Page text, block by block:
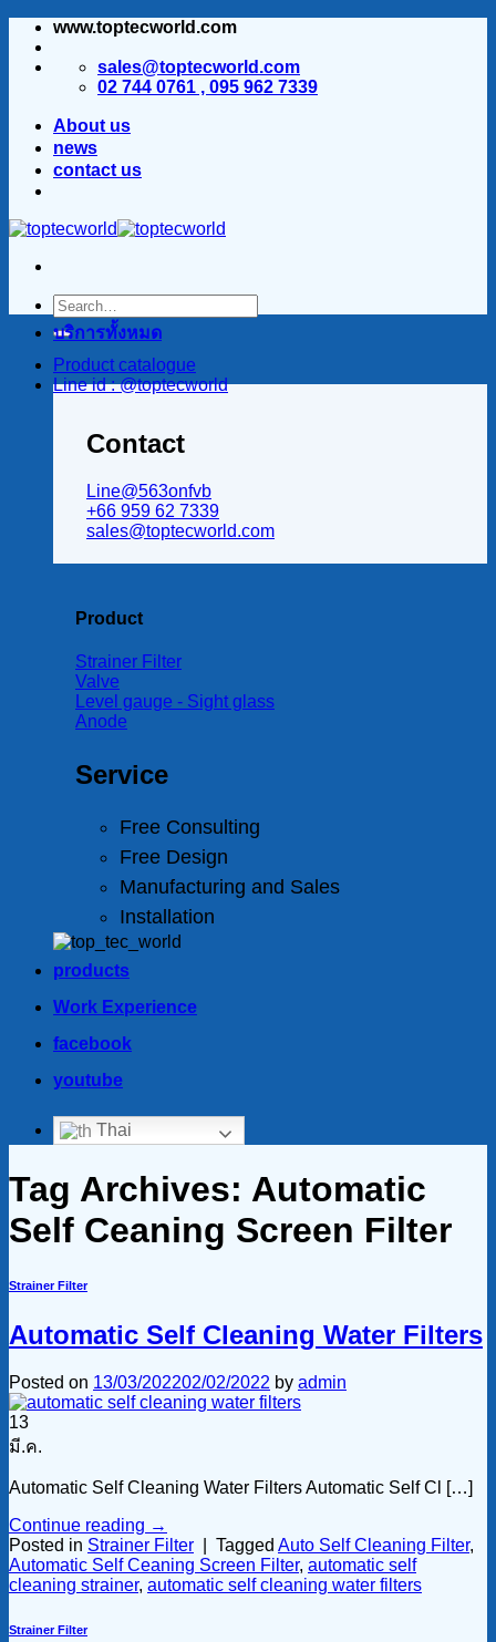
ข้าม
www.toptecworld.com
sales@toptecworld.com
02 744 0761 , 095 962 7339
About us
news
contact us
Product catalogue
Line id : @toptecworld
บริการทั้งหมด
Contact
Line@563onfvb
+66 959 62 7339
sales@toptecworld.com
Product
Strainer Filter
Valve
Level gauge - Sight glass
Anode
Service
Free Consulting
Free Design
Manufacturing and Sales
Installation
products
Work Experience
facebook
youtube
Thai
Tag Archives: Automatic
Self Ceaning Screen Filter
Strainer Filter
Automatic Self Cleaning Water Filters
Posted on 13/03/202202/02/2022 by admin
13
มี.ค.
Automatic Self Cleaning Water Filters Automatic Self Cl […]
Continue reading →
Posted in Strainer Filter Tagged Auto Self Cleaning Filter,
Automatic Self Ceaning Screen Filter, automatic self
cleaning strainer, automatic self cleaning water filters
Strainer Filter